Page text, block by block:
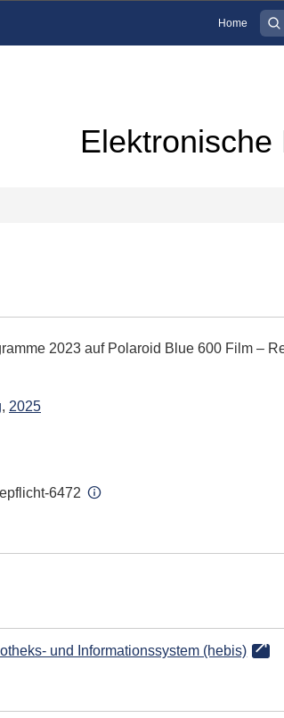
Home
2023 auf Polaroid Blue 600 Film –
, 2025
6472
und Informationssystem (hebis)